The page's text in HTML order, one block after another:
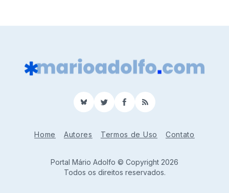
BlueSkyTwitterFacebook
RSS
Home Autores Termos de Uso Contato
Portal Mário Adolfo © Copyright 2026
Todos os direitos reservados.